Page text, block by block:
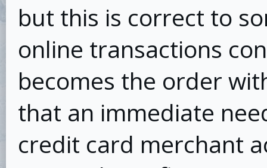
but this is correct to
online transactions
becomes the order
that an immediate
credit card merchant